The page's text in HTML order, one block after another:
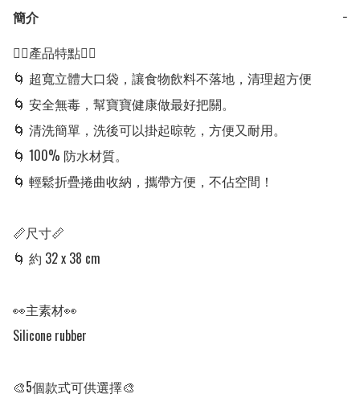
簡介
−
👍🏻產品特點👍🏻
🌀 超寬立體大口袋，讓食物飲料不落地，清理超方便
🌀 安全無毒，幫寶寶健康做最好把關。
🌀 清洗簡單，洗後可以掛起晾乾，方便又耐用。
🌀 100% 防水材質。
🌀 輕鬆折疊捲曲收納，攜帶方便，不佔空間！
📏尺寸📏
🌀 約 32 x 38 cm
👀主素材👀
Silicone rubber
🎨5個款式可供選擇🎨